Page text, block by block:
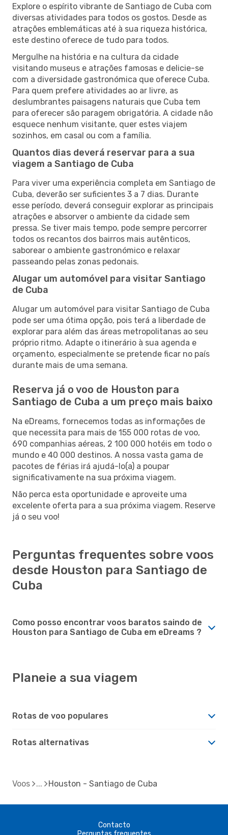
Explore o espírito vibrante de Santiago de Cuba com
diversas atividades para todos os gostos. Desde as
atrações emblemáticas até à sua riqueza histórica,
este destino oferece de tudo para todos.
Mergulhe na história e na cultura da cidade
visitando museus e atrações famosas e delicie-se
com a diversidade gastronómica que oferece Cuba.
Para quem prefere atividades ao ar livre, as
deslumbrantes paisagens naturais que Cuba tem
para oferecer são paragem obrigatória. A cidade não
esquece nenhum visitante, quer estes viajem
sozinhos, em casal ou com a família.
Quantos dias deverá reservar para a sua
viagem a Santiago de Cuba
Para viver uma experiência completa em Santiago de
Cuba, deverão ser suficientes 3 a 7 dias. Durante
esse período, deverá conseguir explorar as principais
atrações e absorver o ambiente da cidade sem
pressa. Se tiver mais tempo, pode sempre percorrer
todos os recantos dos bairros mais autênticos,
saborear o ambiente gastronómico e relaxar
passeando pelas zonas pedonais.
Alugar um automóvel para visitar Santiago
de Cuba
Alugar um automóvel para visitar Santiago de Cuba
pode ser uma ótima opção, pois terá a liberdade de
explorar para além das áreas metropolitanas ao seu
próprio ritmo. Adapte o itinerário à sua agenda e
orçamento, especialmente se pretende ficar no país
durante mais de uma semana.
Reserva já o voo de Houston para
Santiago de Cuba a um preço mais baixo
Na eDreams, fornecemos todas as informações de
que necessita para mais de 155 000 rotas de voo,
690 companhias aéreas, 2 100 000 hotéis em todo o
mundo e 40 000 destinos. A nossa vasta gama de
pacotes de férias irá ajudá-lo(a) a poupar
significativamente na sua próxima viagem.
Não perca esta oportunidade e aproveite uma
excelente oferta para a sua próxima viagem. Reserve
já o seu voo!
Perguntas frequentes sobre voos
desde Houston para Santiago de
Cuba
Como posso encontrar voos baratos saindo de
Houston para Santiago de Cuba em eDreams ?
Planeie a sua viagem
Rotas de voo populares
Rotas alternativas
Voos Houston - Santiago de Cuba
Contacto